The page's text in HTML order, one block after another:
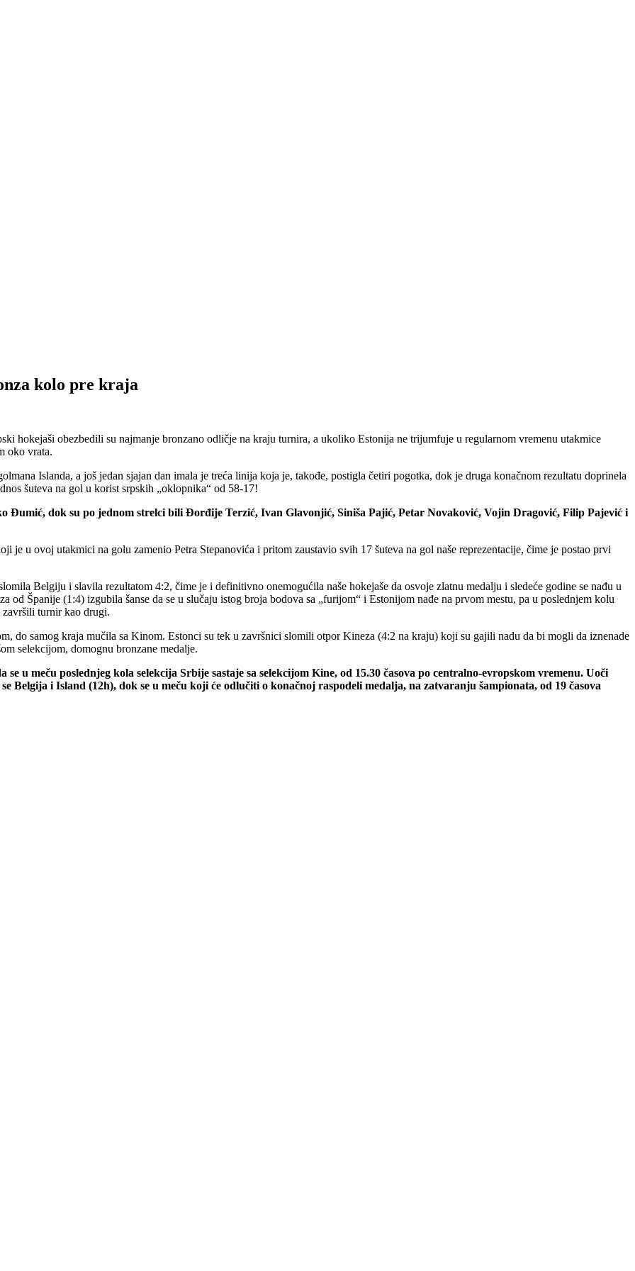
kolo pre kraja
hokejaši obezbedili su najmanje bronzano odličje na kraju turnira, a ukoliko Estonija ne trijumfuje u regularnom vremenu utakmice
oko vrata.
Islanda, a još jedan sjajan dan imala je treća linija koja je, takođe, postigla četiri pogotka, dok je druga konačnom rezultatu doprinela
šuteva na gol u korist srpskih „oklopnika“ od 58-17!
Đumić, dok su po jednom strelci bili Đorđije Terzić, Ivan Glavonjić, Siniša Pajić, Petar Novaković, Vojin Dragović, Filip Pajević i
je u ovoj utakmici na golu zamenio Petra Stepanovića i pritom zaustavio svih 17 šuteva na gol naše reprezentacije, čime je postao prvi
Belgiju i slavila rezultatom 4:2, čime je i definitivno onemogućila naše hokejaše da osvoje zlatnu medalju i sledeće godine se nađu u
od Španije (1:4) izgubila šanse da se u slučaju istog broja bodova sa „furijom“ i Estonijom nađe na prvom mestu, pa u poslednjem kolu
završili turnir kao drugi.
do samog kraja mučila sa Kinom. Estonci su tek u završnici slomili otpor Kineza (4:2 na kraju) koji su gajili nadu da bi mogli da iznenade
selekcijom, domognu bronzane medalje.
u meču poslednjeg kola selekcija Srbije sastaje sa selekcijom Kine, od 15.30 časova po centralno-evropskom vremenu. Uoči
Belgija i Island (12h), dok se u meču koji će odlučiti o konačnoj raspodeli medalja, na zatvaranju šampionata, od 19 časova